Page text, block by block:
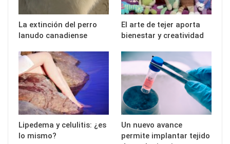
La extinción del perro
lanudo canadiense
El arte de tejer aporta
bienestar y creatividad
Lipedema y celulitis: ¿es
lo mismo?
Un nuevo avance
permite implantar tejido